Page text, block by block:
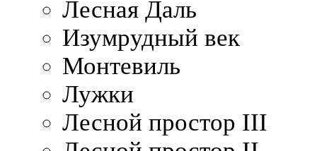
Лесная Даль
Изумрудный век
Монтевиль
Лужки
Лесной простор III